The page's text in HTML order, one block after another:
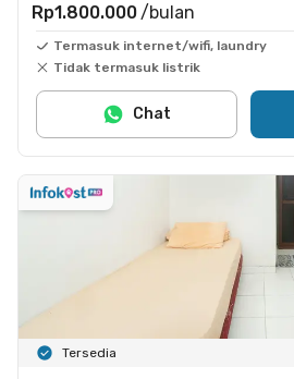
Rp1.800.000 /bulan
Termasuk internet/wifi, laundry
Tidak termasuk listrik
Chat
Tersedia